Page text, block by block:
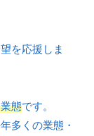
を応援しま
態です。
多くの業態・